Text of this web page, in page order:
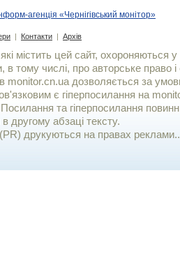
агенція «Чернігівський монітор»
| Контакти | Архів
містить цей сайт, охороняються у
в тому числі, про авторське право і
monitor.cn.ua дозволяється за
є гiперпосилання на
та гіперпосилання
другому абзаці тексту.
друкуються на правах реклами..